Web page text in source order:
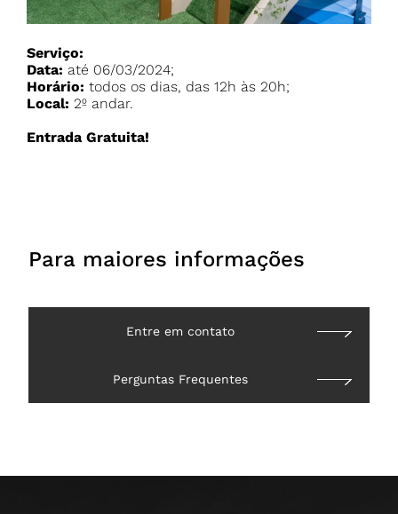
Serviço:
Data:
Horário:
Local: 2º andar.
Entrada Gratuita!
Para maiores informações
Entre em contato
Perguntas Frequentes